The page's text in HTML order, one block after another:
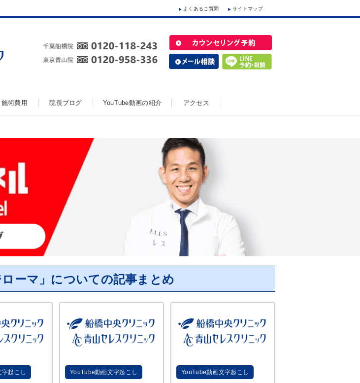
よくあるご質問 サイトマップ
施術費用 院長ブログ YouTube動画の紹介 アクセス
ローマ」についての記事まとめ
起こし YouTube動画文字起こし YouTube動画文字起こし